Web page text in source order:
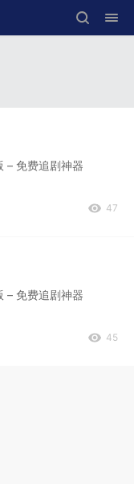
– 免费追剧神器
47
– 免费追剧神器
45